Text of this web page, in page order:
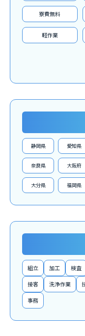
寮費無料
軽作業
静岡県 愛知県
奈良県 大阪府
大分県 福岡県
組立 加工 検査
接客 洗浄作業
事務